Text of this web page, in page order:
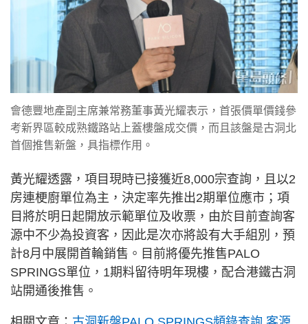
會德豐地產副主席兼常務董事黃光耀表示，首張價單價錢參
考新界區較成熟鐵路站上蓋樓盤成交價，而且該盤是古洞北
首個推售新盤，具指標作用。
黃光耀透露，項目現時已接獲近8,000宗查詢，且以2
房連梗廚單位為主，決定率先推出2期單位應市；項
目將於明日起開放示範單位及收票，由於目前查詢客
源中不少為投資客，因此是次亦將設有大手組別，預
計8月中展開首輪銷售。目前將優先推售PALO
SPRINGS單位，1期料留待明年現樓，配合港鐵古洞
站開通後推售。